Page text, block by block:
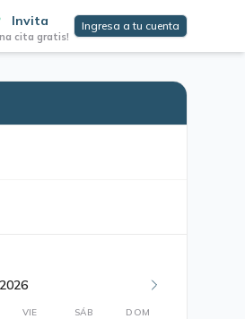
Invita
cita gratis!
Ingresa a tu cuenta
2026
VIE SÁB DOM